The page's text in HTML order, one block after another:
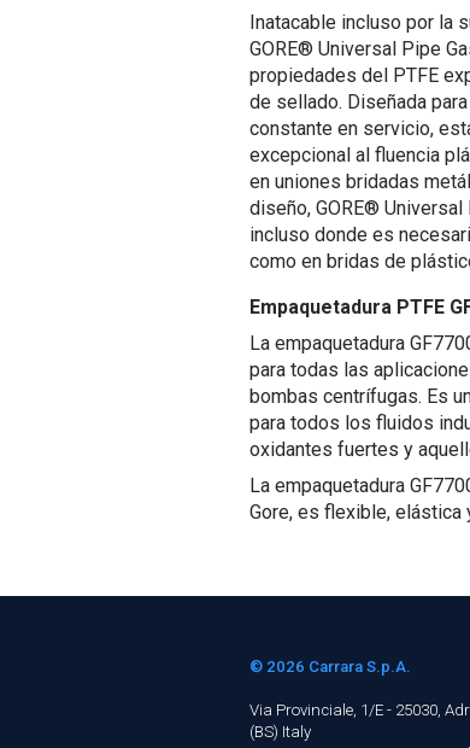
Inatacable incluso por la
GORE® Universal Pipe
propiedades del PTFE
de sellado. Diseñada
constante en servicio,
excepcional al fluencia
en uniones bridadas
diseño, GORE®
incluso donde es
como en bridas de
Empaquetadura PTFE
La empaquetadura
para todas las
bombas centrífugas. Es
para todos los fluidos
oxidantes fuertes y
La empaquetadura
Gore, es flexible, elástica
© 2026 Carrara S.p.A.
Via Provinciale, 1/E - 25030,
(BS) Italy